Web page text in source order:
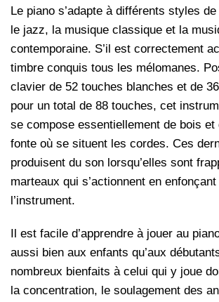
Le piano s’adapte à différents styles
le jazz, la musique classique et la
contemporaine. S’il est correctement
timbre conquis tous les mélomanes.
clavier de 52 touches blanches et de
pour un total de 88 touches, cet
se compose essentiellement de bois et
fonte où se situent les cordes. Ces
produisent du son lorsqu’elles sont
marteaux qui s’actionnent en
l’instrument.
Il est facile d’apprendre à jouer au
aussi bien aux enfants qu’aux
nombreux bienfaits à celui qui y joue
la concentration, le soulagement des